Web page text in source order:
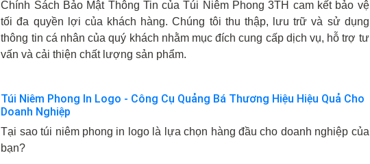
Chính Sách Bảo Mật Thông Tin của Túi Niêm Phong 3TH cam kết bảo vệ
tối đa quyền lợi của khách hàng. Chúng tôi thu thập, lưu trữ và sử dụng
thông tin cá nhân của quý khách nhằm mục đích cung cấp dịch vụ, hỗ trợ tư
vấn và cải thiện chất lượng sản phẩm.
Túi Niêm Phong In Logo - Công Cụ Quảng Bá Thương Hiệu Hiệu Quả Cho
Doanh Nghiệp
Tại sao túi niêm phong in logo là lựa chọn hàng đầu cho doanh nghiệp của
bạn?